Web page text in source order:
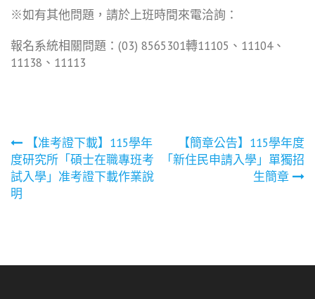
※如有其他問題，請於上班時間來電洽詢：
報名系統相關問題：(03) 8565301轉11105、11104、
11138、11113
文
章
【准考證下載】115學年
度研究所「碩士在職專班考
試入學」准考證下載作業說
明
【簡章公告】115學年度
「新住民申請入學」單獨招
生簡章